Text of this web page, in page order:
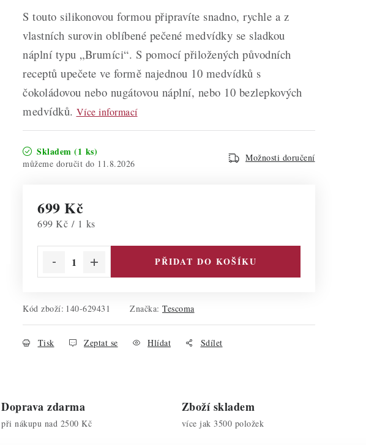
S touto silikonovou formou připravíte snadno, rychle a z
vlastních surovin oblíbené pečené medvídky se sladkou
náplní typu „Brumíci“. S pomocí přiložených původních
receptů upečete ve formě najednou 10 medvídků s
čokoládovou nebo nugátovou náplní, nebo 10 bezlepkových
medvídků. Více informací
Skladem (1 ks)
11.8.2026
Možnosti doručení
699 Kč
Měrná cena:
699 Kč / 1 ks
PŘIDAT DO KOŠÍKU
Kód zboží: 140-629431 Značka: Tescoma
Tisk Zeptat se Hlídat Sdílet
Doprava zdarma
při nákupu nad 2500 Kč
Zboží skladem
více jak 3500 položek